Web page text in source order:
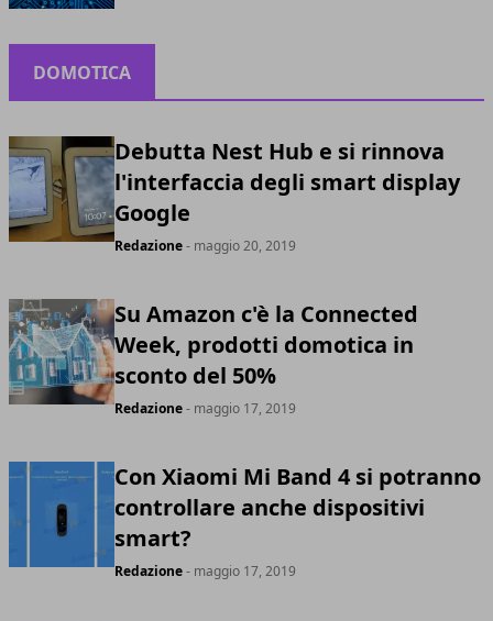
DOMOTICA
Debutta Nest Hub e si rinnova
l'interfaccia degli smart display
Google
Redazione- maggio 20, 2019
Su Amazon c'è la Connected
Week, prodotti domotica in
sconto del 50%
Redazione- maggio 17, 2019
Con Xiaomi Mi Band 4 si potranno
controllare anche dispositivi
smart?
Redazione- maggio 17, 2019